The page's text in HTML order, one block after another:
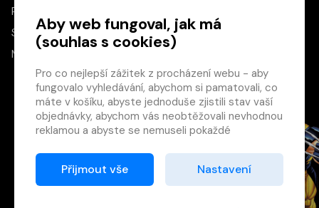
×
Máte u nás již
registrovaný
účet?
Registrací získáte slevu
na zboží ve výši 15 %
PO–PÁ
SO
10:00–13:00
NE
Aby web fungoval, jak má
(souhlas s cookies)
Pro co nejlepší zážitek z procházení webu - aby
fungovalo vyhledávání, abychom si pamatovali, co
máte v košíku, abyste jednoduše zjistili stav vaší
objednávky, abychom vás neobtěžovali nevhodnou
reklamou a abyste se nemuseli pokaždé
Proto od vás potřebujeme souhlas se
zpracováním souborů cookies
Přijmout vše Nastavení